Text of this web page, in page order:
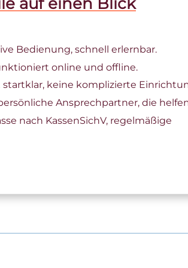
Bedienung, schnell erlernbar.
online und offline.
startklar, keine komplizierte
Ansprechpartner, die
nach KassenSichV, regelmäßige